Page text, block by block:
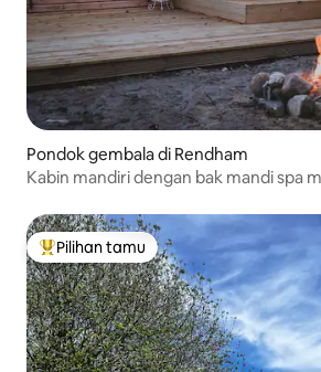
Pondok gembala di Rendham
Kabin mandiri dengan bak mandi spa
Pilihan tamu terpopuler
Pilihan tamu